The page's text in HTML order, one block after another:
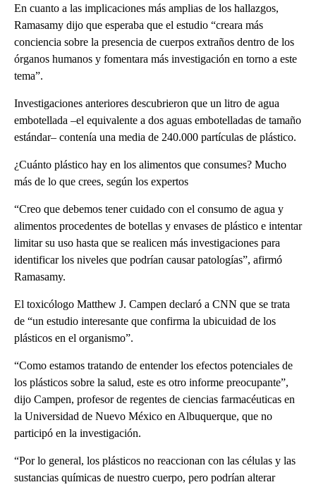
En cuanto a las implicaciones más amplias de los hallazgos,
Ramasamy dijo que esperaba que el estudio “creara más
conciencia sobre la presencia de cuerpos extraños dentro de los
órganos humanos y fomentara más investigación en torno a este
tema”.
Investigaciones anteriores descubrieron que un litro de agua
embotellada –el equivalente a dos aguas embotelladas de tamaño
estándar– contenía una media de 240.000 partículas de plástico.
¿Cuánto plástico hay en los alimentos que consumes? Mucho
más de lo que crees, según los expertos
“Creo que debemos tener cuidado con el consumo de agua y
alimentos procedentes de botellas y envases de plástico e intentar
limitar su uso hasta que se realicen más investigaciones para
identificar los niveles que podrían causar patologías”, afirmó
Ramasamy.
El toxicólogo Matthew J. Campen declaró a CNN que se trata
de “un estudio interesante que confirma la ubicuidad de los
plásticos en el organismo”.
“Como estamos tratando de entender los efectos potenciales de
los plásticos sobre la salud, este es otro informe preocupante”,
dijo Campen, profesor de regentes de ciencias farmacéuticas en
la Universidad de Nuevo México en Albuquerque, que no
participó en la investigación.
“Por lo general, los plásticos no reaccionan con las células y las
sustancias químicas de nuestro cuerpo, pero podrían alterar